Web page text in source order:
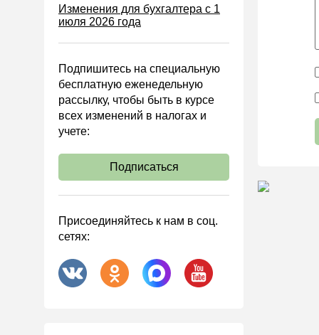
Управленческий учет
Анализ хозяйственной
Охрана труда и аттестация
Охрана труда
Налоговое планирование
Финансовый контроль
Договоры
ООО
АО
Госзакупки
Изменения для бухгалтера с 1
июля 2026 года
Подпишитесь на специальную
бесплатную еженедельную
рассылку, чтобы быть в курсе
всех изменений в налогах и
учете:
Подписаться
Присоединяйтесь к нам в соц.
сетях: